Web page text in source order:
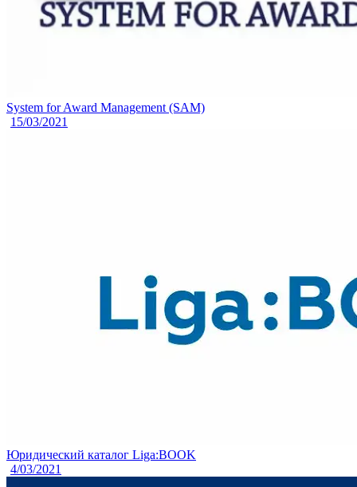
System for Award Management (SAM)
15/03/2021
Юридический каталог Liga:BOOK
4/03/2021